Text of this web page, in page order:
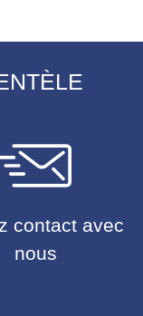
contact avec
nous